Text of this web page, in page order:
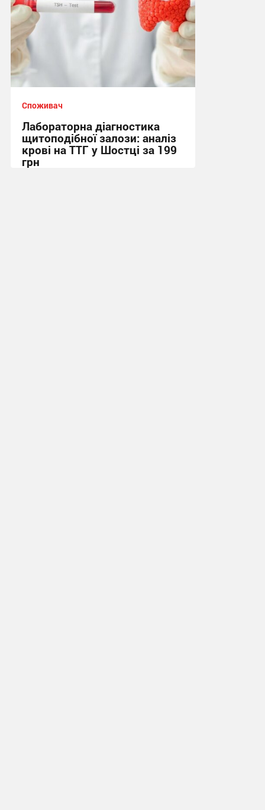
Споживач
Лабораторна діагностика
щитоподібної залози: аналіз
крові на ТТГ у Шостці за 199
грн